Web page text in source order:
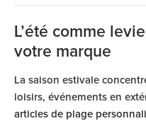
L’été comme
votre marque
La saison estivale
loisirs, événements en
articles de plage